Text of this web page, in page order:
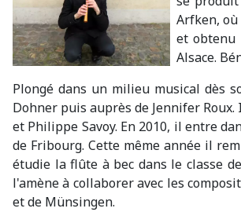
Arfken,
et obtenu
Alsace.
Plongé dans un milieu musical dès
Dohner puis auprès de Jennifer
et Philippe Savoy. En 2010, il entre
de Fribourg. Cette même année il
étudie la flûte à bec dans le classe
l'amène à collaborer avec les
et de Münsingen.